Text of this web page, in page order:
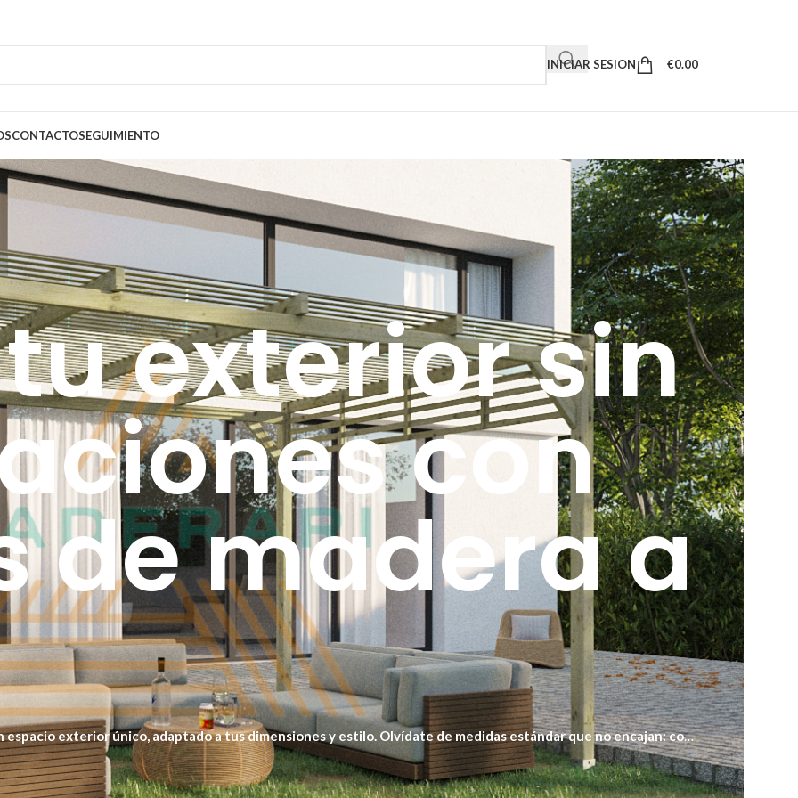
INICIAR SESION €0.00
CONTACTOSEGUIMIENTO
exterior sin
con
de madera a
espacio exterior único, adaptado a tus dimensiones y estilo. Olvídate de medidas estándar que no encajan: con
Además, eliges el tipo de madera, acabado y cubierta que mejor se adapte a tu clima y uso diario.